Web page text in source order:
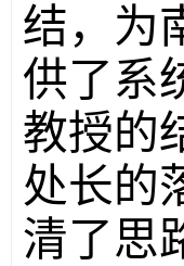
结，为
供了系
教授的
处长的
清了思